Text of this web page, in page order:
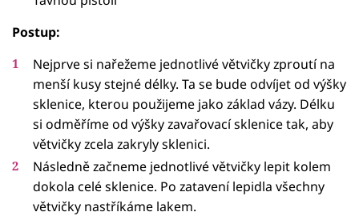
Postup:
Nejprve si nařežeme jednotlivé větvičky zproutí na
menší kusy stejné délky. Ta se bude odvíjet od výšky
sklenice, kterou použijeme jako základ vázy. Délku
si odměříme od výšky zavařovací sklenice tak, aby
větvičky zcela zakryly sklenici.
Následně začneme jednotlivé větvičky lepit kolem
dokola celé sklenice. Po zatavení lepidla všechny
větvičky nastříkáme lakem.